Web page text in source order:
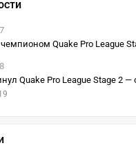
чемпионом Quake Pro League
Quake Pro League Stage 2 —